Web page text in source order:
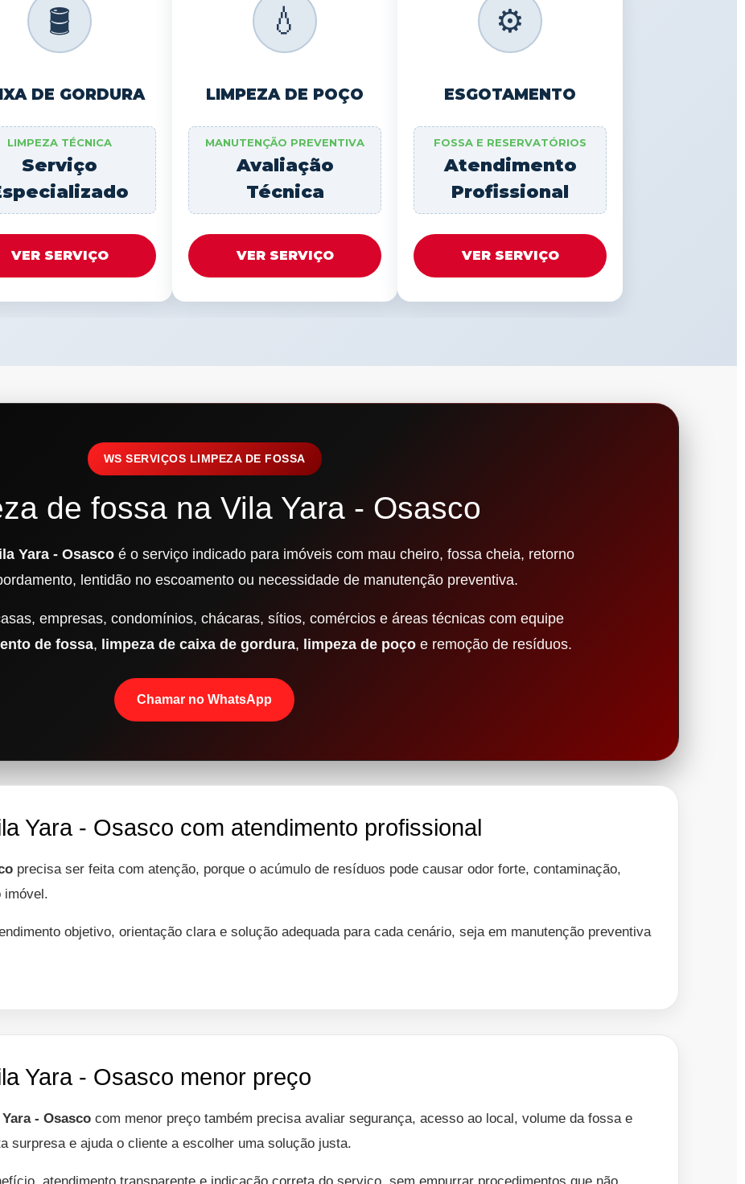
🛢️
DE GORDURA
LIMPEZA TÉCNICA
Serviço
VER SERVIÇO
💧
LIMPEZA DE POÇO
MANUTENÇÃO PREVENTIVA
Avaliação
Técnica
VER SERVIÇO
⚙️
ESGOTAMENTO
FOSSA E RESERVATÓRIOS
Atendimento
Profissional
VER SERVIÇO
WS SERVIÇOS LIMPEZA DE FOSSA
de fossa na Vila Yara - Osasco
Yara - Osascoé o serviço indicado para imóveis com mau cheiro, fossa cheia, retorno
lentidão no escoamento ou necessidade de manutenção preventiva.
empresas, condomínios, chácaras, sítios, comércios e áreas técnicas com equipe
de fossa, limpeza de caixa de gordura, limpeza de poçoe remoção de resíduos.
Chamar no WhatsApp
Yara - Osasco com atendimento profissional
precisa ser feita com atenção, porque o acúmulo de resíduos pode causar odor forte, contaminação,
imóvel.
objetivo, orientação clara e solução adequada para cada cenário, seja em manutenção preventiva
Yara - Osasco menor preço
- Osasco com menor preço também precisa avaliar segurança, acesso ao local, volume da fossa e
surpresa e ajuda o cliente a escolher uma solução justa.